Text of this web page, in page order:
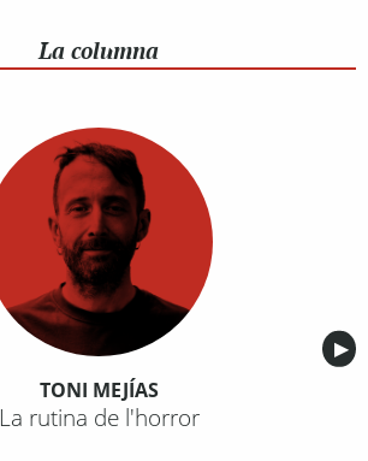
La columna
▶︎
TONI MEJÍAS
La rutina de l'horror